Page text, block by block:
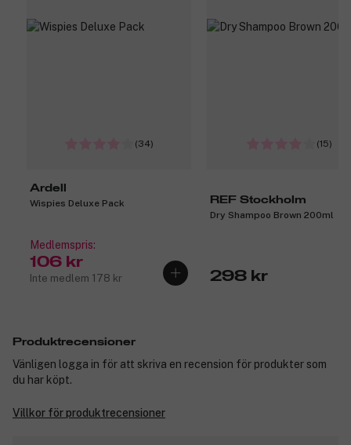
(34)
Ardell
Wispies Deluxe Pack
Medlemspris:
106 kr
Inte medlem 178 kr
(15)
REF Stockholm
Dry Shampoo Brown 200ml
298 kr
Produktrecensioner
Vänligen logga in för att skriva en recension för produkter som
du har köpt.
Villkor för produktrecensioner